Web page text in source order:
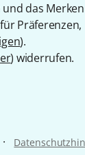
das
Präferenzen,
).
) widerrufen.
·